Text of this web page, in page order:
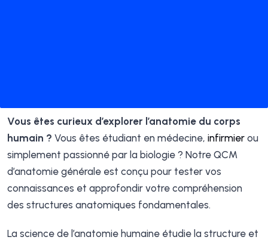
Vous êtes curieux d’explorer l’anatomie du corps
humain ? Vous êtes étudiant en médecine, infirmier ou
simplement passionné par la biologie ? Notre QCM
d’anatomie générale est conçu pour tester vos
connaissances et approfondir votre compréhension
des structures anatomiques fondamentales.
La science de l’anatomie humaine étudie la structure et